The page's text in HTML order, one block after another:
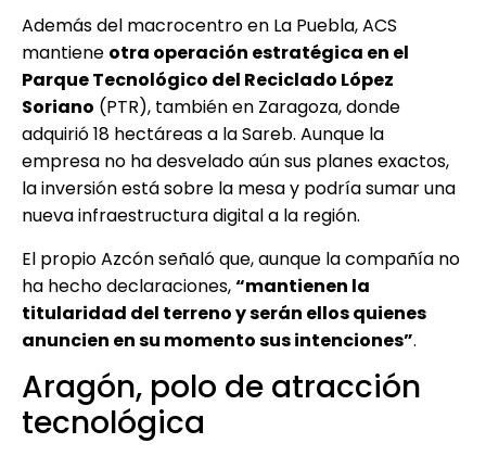
Además del macrocentro en La Puebla, ACS
mantiene otra operación estratégica en el
Parque Tecnológico del Reciclado López
Soriano (PTR), también en Zaragoza, donde
adquirió 18 hectáreas a la Sareb. Aunque la
empresa no ha desvelado aún sus planes exactos,
la inversión está sobre la mesa y podría sumar una
nueva infraestructura digital a la región.
El propio Azcón señaló que, aunque la compañía no
ha hecho declaraciones,“mantienen la
titularidad del terreno y serán ellos quienes
anuncien en su momento sus intenciones”.
Aragón, polo de atracción
tecnológica